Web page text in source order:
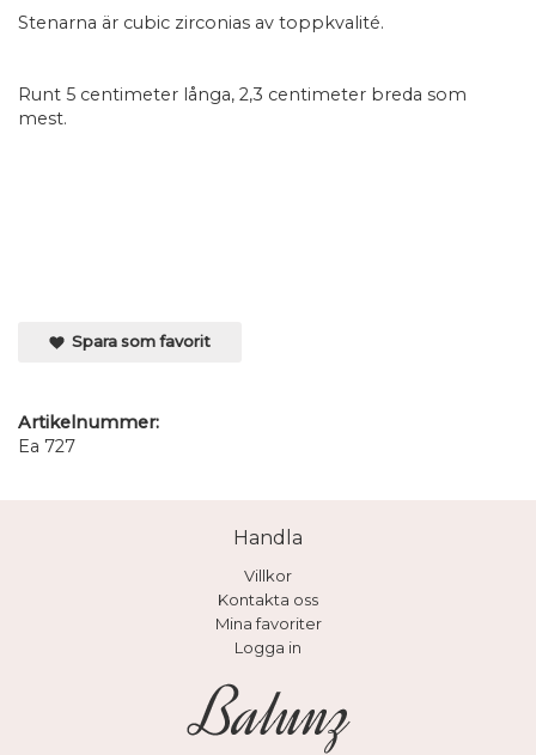
Stenarna är cubic zirconias av toppkvalité.
Runt 5 centimeter långa, 2,3 centimeter breda som
mest.
Spara som favorit
Artikelnummer:
Ea 727
Handla
Villkor
Kontakta oss
Mina favoriter
Logga in